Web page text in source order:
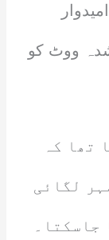
ووٹ کو
تھا کہ
لگائی
جاسکتا۔